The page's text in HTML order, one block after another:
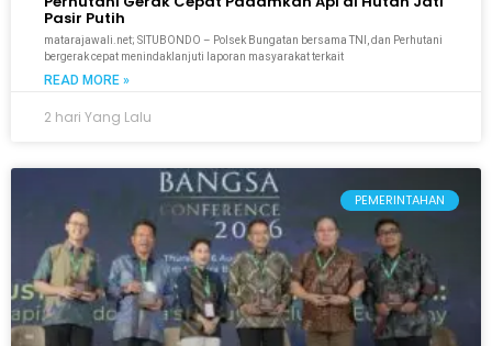
Pasir Putih
matarajawali.net; SITUBONDO – Polsek Bungatan bersama TNI, dan Perhutani
bergerak cepat menindaklanjuti laporan masyarakat terkait
READ MORE »
2 hari Yang Lalu
PEMERINTAHAN